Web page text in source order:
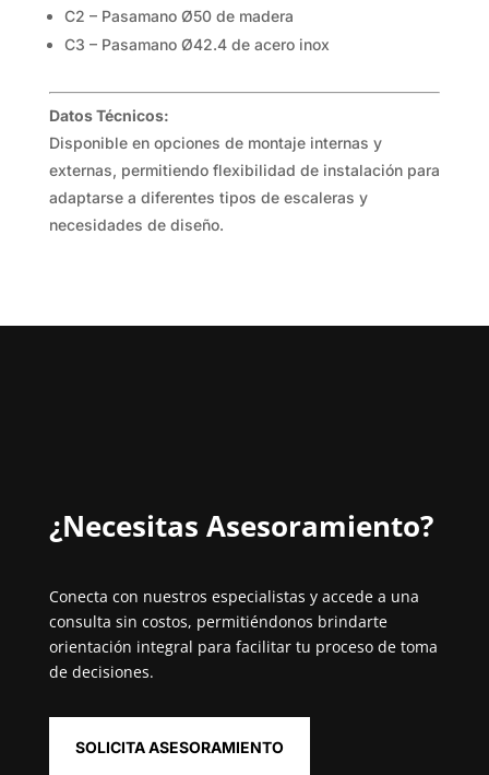
C2 – Pasamano Ø50 de madera
C3 – Pasamano Ø42.4 de acero inox
Datos Técnicos:
Disponible en opciones de montaje internas y
externas, permitiendo flexibilidad de instalación para
adaptarse a diferentes tipos de escaleras y
necesidades de diseño.
¿Necesitas Asesoramiento?⁣
Conecta con nuestros especialistas y accede a una
consulta sin costos, permitiéndonos brindarte
orientación integral para facilitar tu proceso de toma
de decisiones.
SOLICITA ASESORAMIENTO